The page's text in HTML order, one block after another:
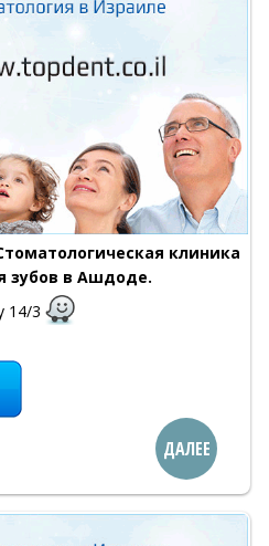
клиника
зубов в Ашдоде.
14/3
ДАЛЕЕ